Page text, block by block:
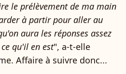
le prélèvement de ma main
à partir pour aller au
aura les réponses assez
qu'il en est", a-t-elle
Affaire à suivre donc...